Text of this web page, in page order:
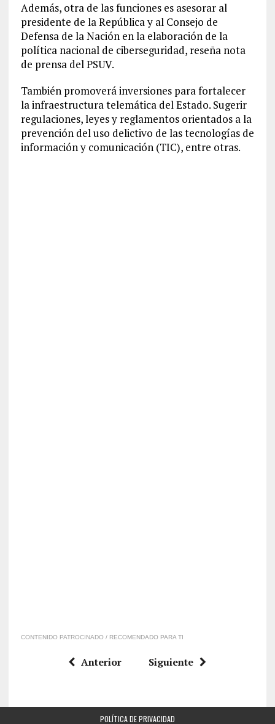
Además, otra de las funciones es asesorar al
presidente de la República y al Consejo de
Defensa de la Nación en la elaboración de la
política nacional de ciberseguridad, reseña nota
de prensa del PSUV.
También promoverá inversiones para fortalecer
la infraestructura telemática del Estado. Sugerir
regulaciones, leyes y reglamentos orientados a la
prevención del uso delictivo de las tecnologías de
información y comunicación (TIC), entre otras.
CONTENIDO PATROCINADO / RECOMENDADO PARA TI
Anterior Siguiente
POLÍTICA DE PRIVACIDAD